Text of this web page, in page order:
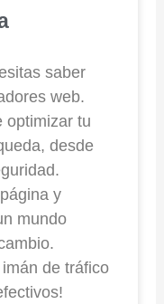
saber
web.
optimizar tu
desde
y
mundo
de tráfico